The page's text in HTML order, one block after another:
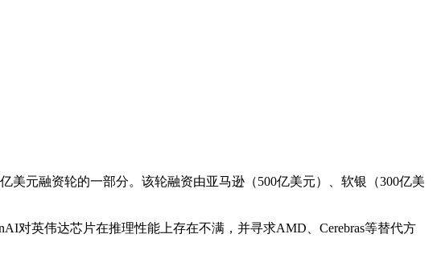
美元融资轮的一部分。该轮融资由亚马逊（500亿美元）、软银（300亿美
对英伟达芯片在推理性能上存在不满，并寻求AMD、Cerebras等替代方